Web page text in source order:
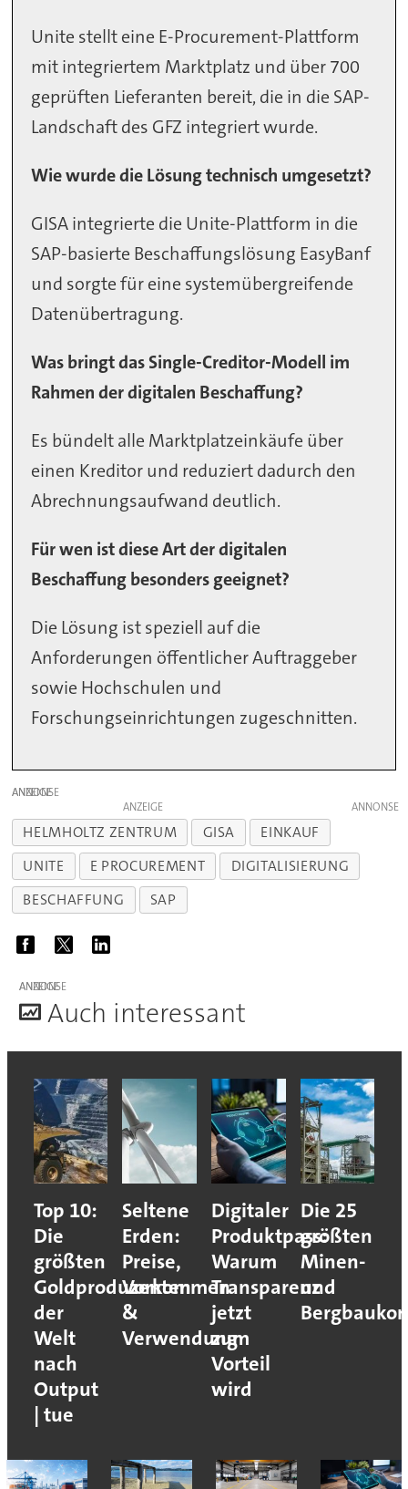
Unite stellt eine E-Procurement-Plattform
mit integriertem Marktplatz und über 700
geprüften Lieferanten bereit, die in die SAP-
Landschaft des GFZ integriert wurde.
Wie wurde die Lösung technisch umgesetzt?
GISA integrierte die Unite-Plattform in die
SAP-basierte Beschaffungslösung EasyBanf
und sorgte für eine systemübergreifende
Datenübertragung.
Was bringt das Single-Creditor-Modell im
Rahmen der digitalen Beschaffung?
Es bündelt alle Marktplatzeinkäufe über
einen Kreditor und reduziert dadurch den
Abrechnungsaufwand deutlich.
Für wen ist diese Art der digitalen
Beschaffung besonders geeignet?
Die Lösung ist speziell auf die
Anforderungen öffentlicher Auftraggeber
sowie Hochschulen und
Forschungseinrichtungen zugeschnitten.
ANZEIGE
ANZEIGE
HELMHOLTZ ZENTRUM GISA
EINKAUF
UNITE
E PROCUREMENT
DIGITALISIERUNG
BESCHAFFUNG
SAP
ANZEIGE
Auch interessant
Top 10:
Die
größten
Goldproduzenten
der
Welt
nach
Output
| tue
Seltene
Erden:
Preise,
Vorkommen
&
Verwendung
Digitaler
Produktpass:
Warum
Transparenz
jetzt
zum
Vorteil
wird
Die 25
größten
Minen-
und